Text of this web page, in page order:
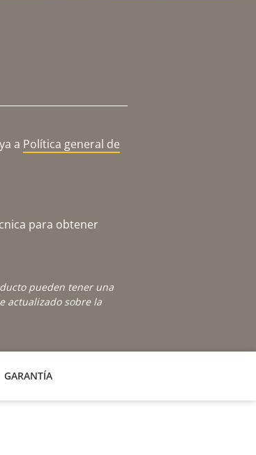
a Política general de
para obtener
pueden tener una
actualizado sobre la
GARANTÍA